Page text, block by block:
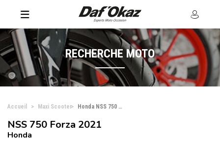
RECHERCHE MOTO
Accueil Maxi Scooter Honda NSS 750 Forza
NSS 750 Forza 2021
Honda